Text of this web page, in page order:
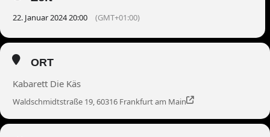
22. Januar 2024 20:00 (GMT+01:00)
ORT
Kabarett Die Käs
Waldschmidtstraße 19, 60316 Frankfurt am Main